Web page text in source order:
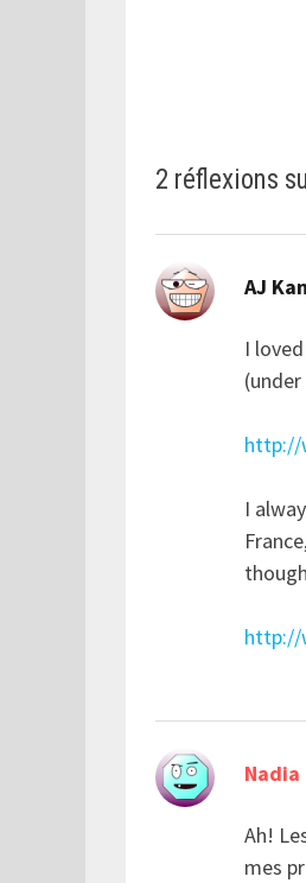
2 réflexions
AJ
I
http://
I
http://
Nadia
Ah!
mes